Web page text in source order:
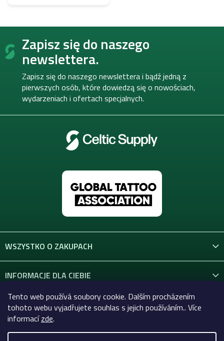
Tento web používá soubory cookie. Dalším procházením
tohoto webu vyjadřujete souhlas s jejich používáním.. Více
informacízde.
S
Zapisz się do naszego
newslettera.
Zapisz się do naszego newslettera i bądź jedną z
pierwszych osób, które dowiedzą się o nowościach,
wydarzeniach i ofertach specjalnych.
WSZYSTKO O ZAKUPACH
INFORMACJE DLA CIEBIE
KONTAKT